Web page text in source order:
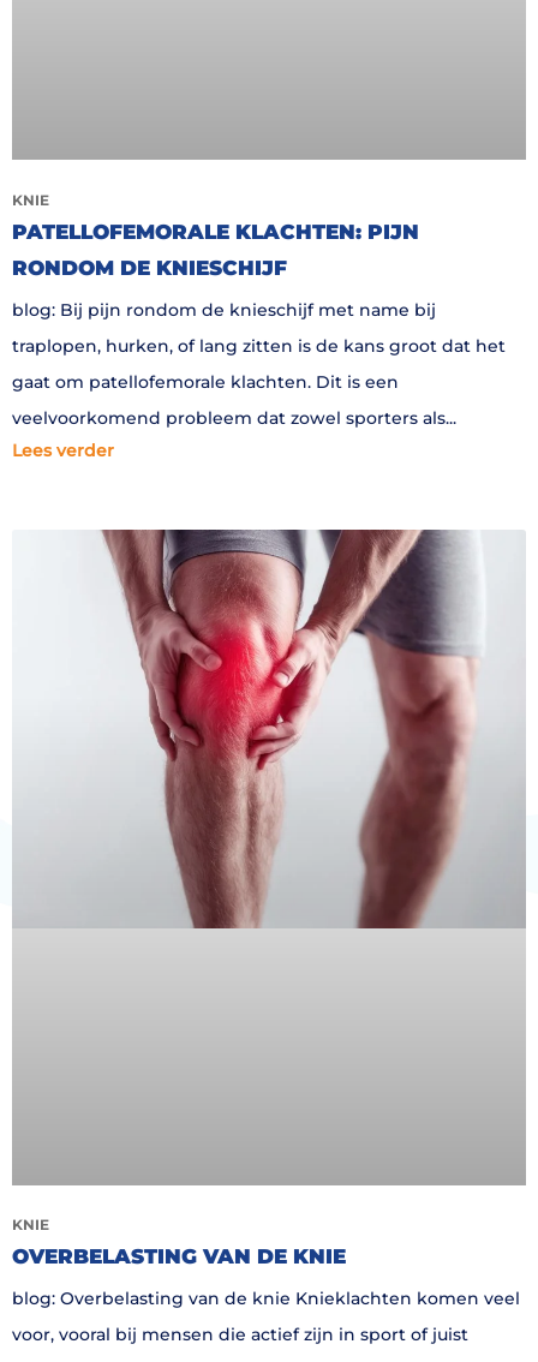
KNIE
PATELLOFEMORALE KLACHTEN: PIJN
RONDOM DE KNIESCHIJF
blog: Bij pijn rondom de knieschijf met name bij
traplopen, hurken, of lang zitten is de kans groot dat het
gaat om patellofemorale klachten. Dit is een
veelvoorkomend probleem dat zowel sporters als
Lees verder
KNIE
OVERBELASTING VAN DE KNIE
blog: Overbelasting van de knie Knieklachten komen veel
voor, vooral bij mensen die actief zijn in sport of juist